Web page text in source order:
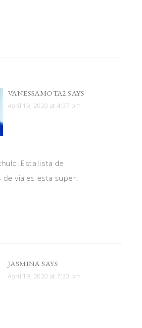
VANESSAMOTA2 SAYS
April 19, 2020 at 4:37 pm
Esta lista de
de viajes esta super.
JASMINA SAYS
April 19, 2020 at 7:30 pm